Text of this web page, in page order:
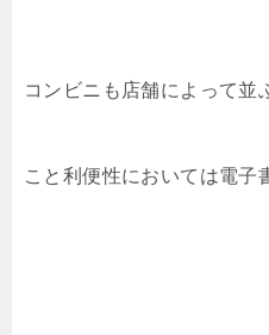
コンビニも店舗によって並
こと利便性においては電子